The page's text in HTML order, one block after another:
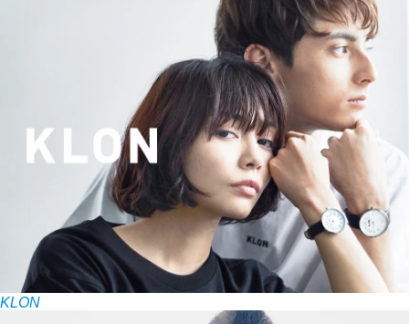
KLON